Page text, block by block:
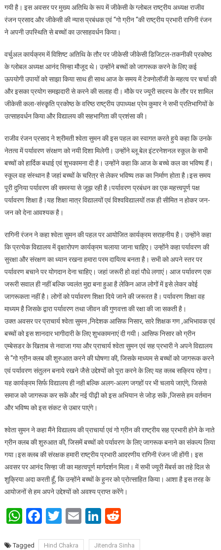
गयी है। इस अवसर पर मुख्य अतिथि के रूप में जीकेसी के ग्लोबल राष्ट्रीय अध्यक्ष राजीव
रंजन प्रसाद और जीकेसी की न्यास प्रबंधक एवं “गो ग्रीन “की राष्ट्रीय प्रभारी रागिनी रंजन
ने अपनी उपस्थिति से बच्चों का उत्साहवर्धन किया।
वर्चुअल कार्यक्रम में विशिष्ट अतिथि के तौर पर जीकेसी जीकेसी डिजिटल-तकनीकी प्रकोष्ठ
के ग्लोबल अध्यक्ष आनंद सिन्हा मौजूद थे। उन्होंने बच्चों को जागरूक करने के लिए कई
ऊपयोगी उपायों को साझा किया साथ ही साथ आज के समय में टेक्नोलॉजी के महत्व पर चर्चा की
और इसका प्रयोग समझदारी से करने की सलाह दी। मौके पर ज्यूरी सदस्य के तौर पर शामिल
जीकेसी कला-संस्कृ़ति प्रकोष्ठ के वरिष्ठ राष्ट्रीय उपाध्यक्ष प्रेम कुमार ने सभी प्रतिभागियों के
उत्साहवर्धन किया और विद्यालय की सहभागिता की प्रशंसा की।
राजीव रंजन प्रसाद ने श्रीमती श्वेता सुमन की इस पहल का स्वागत करते हुये कहा कि उनके
नेतत्व में पर्यावरण संरक्षण को नयी दिशा मिलेगी। उन्होंने ब्लू बेल इंटरनेशनल स्कूल के सभी
बच्चों को हार्दिक बधाई एवं शुभकामना दी है। उन्होंने कहा कि आज के बच्चे कल का भविष्य हैं।
स्कूल वह संस्थान है जहां बच्चों के चरित्र से लेकर भविष्य तक का निर्माण होता है।इस समय
पूरी दुनिया पर्यावरण की समस्या से जूझ रही है।पर्यावरण प्रबंधन का एक महत्त्वपूर्ण पक्ष
पर्यावरण शिक्षा है।यह शिक्षा मात्र विद्यालयों एवं विश्वविद्यालयों तक ही सीमित न होकर जन-
जन को देना आवश्यक है।
रागिनी रंजन ने कहा श्वेता सुमन की पहल पर आयोजित कार्यक्रम सराहनीय है। उन्होंने कहा
कि प्रत्येक विद्यालय में वृक्षारोपण कार्यक्रम चलाया जाना चाहिए। उन्होंने कहा पर्यावरण की
सुरक्षा और संरक्षण का ध्यान रखना हमारा परम दायित्व बनता है। सभी को अपने स्तर पर
पर्यावरण बचाने पर योगदान देना चाहिए। जहां जरूरी हो वहां पौधे लगाएं। आज पर्यावरण एक
जरूरी सवाल ही नहीं बल्कि ज्वलंत मुद्दा बना हुआ है लेकिन आज लोगों में इसे लेकर कोई
जागरूकता नहीं है। लोगों को पर्यावरण शिक्षा दिये जाने की जरूरत है। पर्यावरण शिक्षा वह
माध्यम है जिसके द्वारा पर्यावरण तथा जीवन की गुणवत्ता की रक्षा की जा सकती है।
उक्त अवसर पर प्राचार्य श्वेता सुमन ,निदेशक आसिफ निसार, सारे शिक्षक गण ,अभिभावक एवं
बच्चों को इस शानदार भागीदारी के लिए शुभकामनाएं दी गयी। आसिफ निसार को ग्रीन
एम्बेसडर के खिताब से नवाजा गया और प्राचार्य श्वेता सुमन एवं सह प्रभारी ने अपने विद्यालय
से “गो ग्रीन क्लब की शुरुआत करने की घोषणा की, जिसके माध्यम से बच्चों को जागरूक करने
एवं पर्यावरण संतुलन बनाये रखने जैसे उद्देश्यों को पूरा करने के लिए यह क्लब सक्रिय रहेगा।
यह कार्यक्रम सिर्फ विद्यालय ही नही बल्कि अलग-अलग जगहों पर भी चलाये जाएंगे, जिससे
समाज को जागरूक कर सकें और नई पीढ़ी को इस अभियान से जोड़ सकें ,जिससे हम वर्तमान
और भविष्य को इस संकट से उबार पाएंगे।
श्वेता सुमन ने कहा मैंने विद्यालय की प्राचार्या एवं गो ग्रीन की राष्ट्रीय सह प्रभारी होने के नाते
ग्रीन क्लब की शुरुआत की, जिसमें बच्चों को पर्यावरण के लिए जागरूक बनाने का संकल्प लिया
गया।इस क्लब की संरक्षक हमारी राष्ट्रीय प्रभारी आदरणीय रागिनी रंजन जी होंगी। इस
अवसर पर आनंद सिन्हा जी का महत्वपूर्ण मार्गदर्शन मिला। में सभी ज्यूरी मेंबर्स का तहे दिल से
शुक्रिया अदा करती हूँ, कि उन्होंने बच्चों के हुनर को प्रोत्साहित किया। आशा है इस तरह के
आयोजनों से हम अपने उद्देश्यों को अवश्य प्राप्त करेंगे।
WhatsApp
Facebook
Twitter
EmailLinkedIn
Reddit
Tagged Hind Chakra Jitendra Sinha